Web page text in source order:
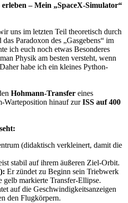
– Mein „SpaceX-Simulator“
uns im letzten Teil theoretisch durch
das Paradoxon des „Gasgebens“ im
ich euch noch etwas Besonderes
Physik am besten versteht, wenn
habe ich ein kleines Python-
Hohmann-Transfer eines
Warteposition hinauf zurISS auf 400
(didaktisch verkleinert, damit die
stabil auf ihrem äußeren Ziel-Orbit.
Er zündet zu Beginn sein Triebwerk
gelb markierte Transfer-Ellipse.
auf die Geschwindigkeitsanzeigen
den Flugkörpern.